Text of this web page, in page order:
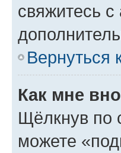
свяжитесь
Вернуться
Как мне
Щёлкнув по
можете